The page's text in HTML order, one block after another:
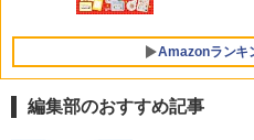
上
￥2,015
Amazonランキ
編集部のおすすめ記事